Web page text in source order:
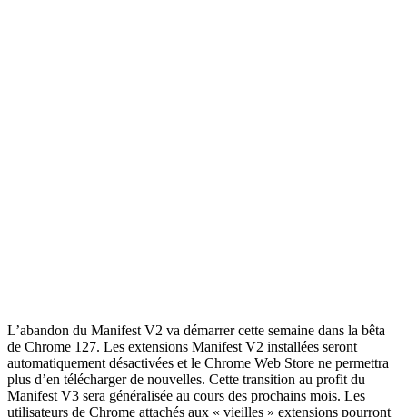
L’abandon du Manifest V2 va démarrer cette semaine dans la bêta
de Chrome 127. Les extensions Manifest V2 installées seront
automatiquement désactivées et le Chrome Web Store ne permettra
plus d’en télécharger de nouvelles. Cette transition au profit du
Manifest V3 sera généralisée au cours des prochains mois. Les
utilisateurs de Chrome attachés aux « vieilles » extensions pourront